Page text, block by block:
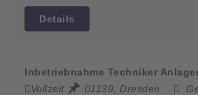
Details
Inbetriebnahme Techniker
Vollzeit
01139, Dresden